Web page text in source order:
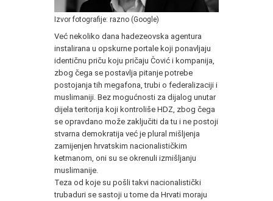
Izvor fotografije: razno (Google)
Već nekoliko dana hadezeovska agentura
instalirana u opskurne portale koji ponavljaju
identičnu priču koju pričaju Čović i kompanija,
zbog čega se postavlja pitanje potrebe
postojanja tih megafona, trubi o federalizaciji i
muslimaniji. Bez mogućnosti za dijalog unutar
dijela teritorija koji kontroliše HDZ, zbog čega
se opravdano može zaključiti da tu i ne postoji
stvarna demokratija već je plural mišljenja
zamijenjen hrvatskim nacionalističkim
ketmanom, oni su se okrenuli izmišljanju
muslimanije.
Teza od koje su pošli takvi nacionalistički
trubaduri se sastoji u tome da Hrvati moraju